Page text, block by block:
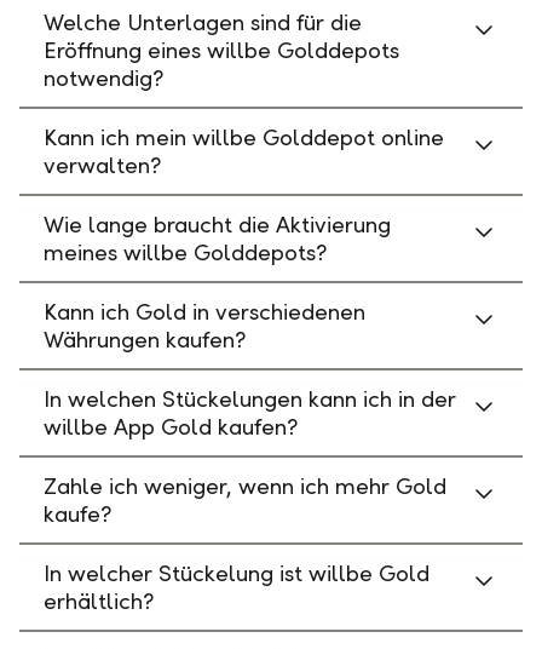
Welche Unterlagen sind für die
Eröffnung eines willbe Golddepots
notwendig?
Kann ich mein willbe Golddepot online
verwalten?
Wie lange braucht die Aktivierung
meines willbe Golddepots?
Kann ich Gold in verschiedenen
Währungen kaufen?
In welchen Stückelungen kann ich in der
willbe App Gold kaufen?
Zahle ich weniger, wenn ich mehr Gold
kaufe?
In welcher Stückelung ist willbe Gold
erhältlich?